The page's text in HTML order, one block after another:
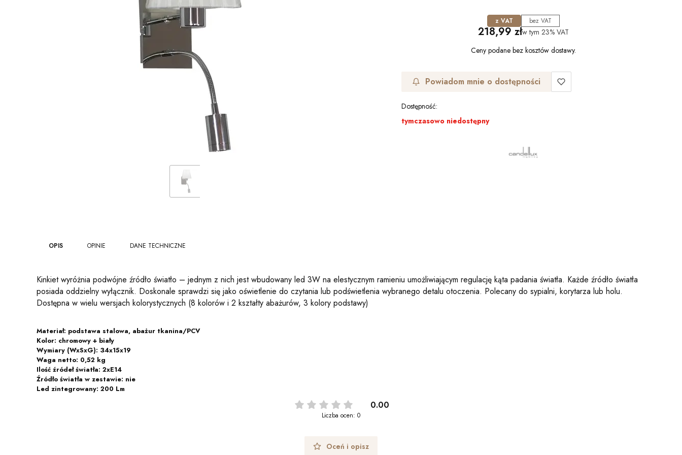
z VAT bez VAT
Cena
218,99 złw tym 23% VAT
Ceny podane bez kosztów dostawy.
Powiadom mnie o dostępności
Dostępność:
tymczasowo niedostępny
OPIS OPINIE DANE TECHNICZNE
Kinkiet wyróżnia podwójne źródło światło – jednym z nich jest wbudowany led 3W na elestycznym ramieniu umożliwiającym regulację kąta padania światła. Każde źródło światła
posiada oddzielny wyłącznik. Doskonale sprawdzi się jako oświetlenie do czytania lub podświetlenia wybranego detalu otoczenia. Polecany do sypialni, korytarza lub holu.
Dostępna w wielu wersjach kolorystycznych (8 kolorów i 2 kształty abażurów, 3 kolory podstawy)
Materiał: podstawa stalowa, abażur tkanina/PCV
Kolor: chromowy + biały
Wymiary (WxSxG): 34x15x19
Waga netto: 0,52 kg
Ilość źródeł światła: 2xE14
Źródło światła w zestawie: nie
Led zintegrowany: 200 Lm
0.00
Liczba ocen: 0
Oceń i opisz